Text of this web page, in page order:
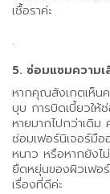
เชื้อราค่ะ
.
5. ซ่อมแซมความ
หากคุณสังเกตเห็น
บุบ การบิดเบี้ยวให้
หายมากไปกว่าเดิ
ซ่อมเฟอร์นิเจอร์มือ
หนาว หรือหากยังไ
ยืดหยุ่นของผิวเฟอร์
เรื่องที่ดีค่ะ